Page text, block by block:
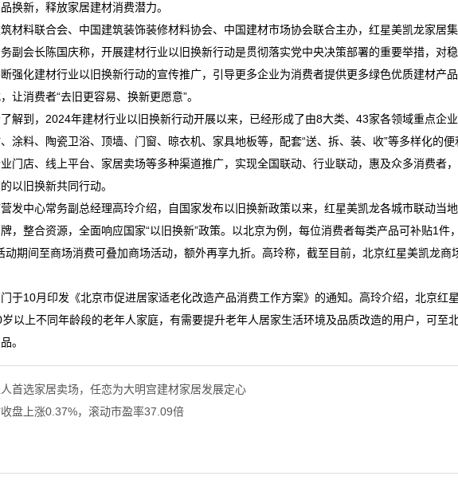
换新，释放家居建材消费潜力。
材料联合会、中国建筑装饰装修材料协会、中国建材市场协会联合主办，红星美凯龙家居
副会长陈国庆称，开展建材行业以旧换新行动是贯彻落实党中央决策部署的重要举措，对
强化建材行业以旧换新行动的宣传推广，引导更多企业为消费者提供更多绿色优质建材产
让消费者“去旧更容易、换新更愿意”。
解到，2024年建材行业以旧换新行动开展以来，已经形成了由8大类、43家各领域重点企
涂料、陶瓷卫浴、顶墙、门窗、晾衣机、家具地板等，配套“送、拆、装、收”等多样化的
门店、线上平台、家居卖场等多种渠道推广，实现全国联动、行业联动，惠及众多消费者
以旧换新共同行动。
发中心常务副总经理高玲介绍，自国家发布以旧换新政策以来，红星美凯龙各城市联动当
，整合资源，全面响应国家“以旧换新”政策。以北京为例，每位消费者每类产品可补贴1件
动期间至商场消费可叠加商场活动，额外再享九折。高玲称，截至目前，北京红星美凯龙商
于10月印发《北京市促进居家适老化改造产品消费工作方案》的通知。高玲介绍，北京红
以上不同年龄段的老年人家庭，有需要提升老年人居家生活环境及品质改造的用户，可至
。
首选家居卖场，任恋为大明宫建材家居发展定心
盘上涨0.37%，滚动市盈率37.09倍